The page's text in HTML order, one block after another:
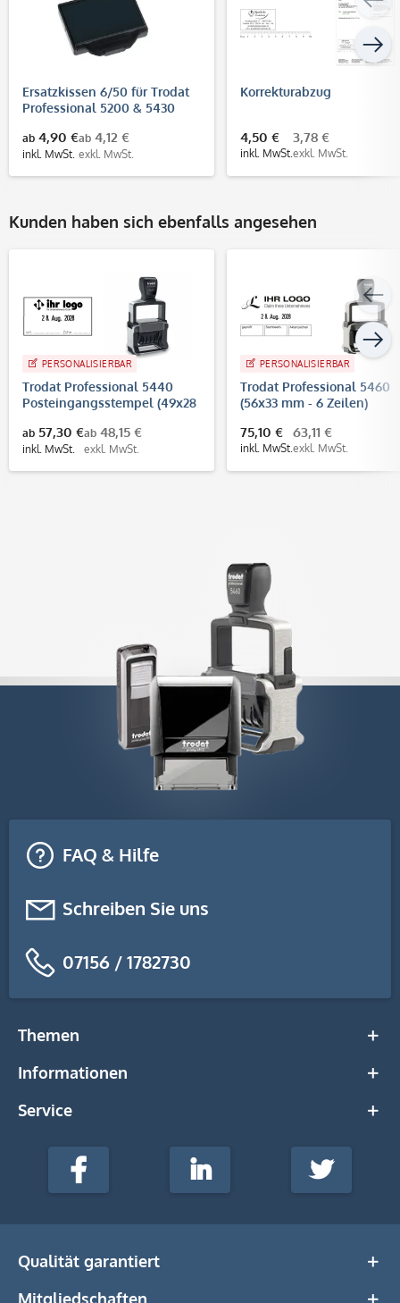
Ersatzkissen 6/50 für Trodat
Professional 5200 & 5430
ab 4,90 €
inkl. MwSt.
ab 4,12 €
exkl. MwSt.
Korrekturabzug
4,50 €
inkl. MwSt.
3,78 €
exkl. MwSt.
Kunden haben sich ebenfalls angesehen
PERSONALISIERBAR
Trodat Professional 5440
Posteingangsstempel (49x28
ab 57,30 €
inkl. MwSt.
ab 48,15 €
exkl. MwSt.
PERSONALISIERBAR
Trodat Professional 5460
(56x33 mm - 6 Zeilen)
75,10 €
inkl. MwSt.
63,11 €
exkl. MwSt.
FAQ & Hilfe
Schreiben Sie uns
07156 / 1782730
Themen
Informationen
Service
stempel-
Media
Facebook LinkedIn Twitter
Qualität garantiert
Mitgliedschaften